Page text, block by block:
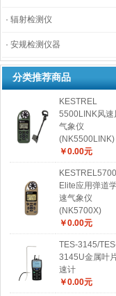
· 辐射检测仪
· 安规检测仪器
分类推荐商品
KESTREL
5500LINK风速
气象仪
(NK5500LINK)
￥0.00元
Elite应用弹道
速气象仪
(NK5700X)
￥0.00元
TES-3145/
3145U金属叶
速计
￥0.00元